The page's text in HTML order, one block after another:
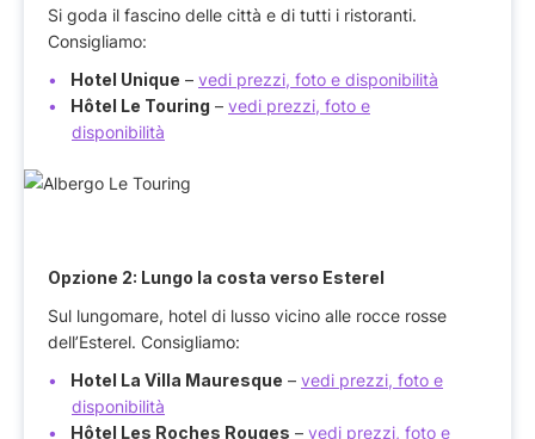
Si goda il fascino delle città e di tutti i ristoranti.
Consigliamo:
Hotel Unique – vedi prezzi, foto e disponibilità
Hôtel Le Touring – vedi prezzi, foto e
disponibilità
Opzione 2: Lungo la costa verso Esterel
Sul lungomare, hotel di lusso vicino alle rocce rosse
dell’Esterel. Consigliamo:
Hotel La Villa Mauresque – vedi prezzi, foto e
disponibilità
Hôtel Les Roches Rouges – vedi prezzi, foto e